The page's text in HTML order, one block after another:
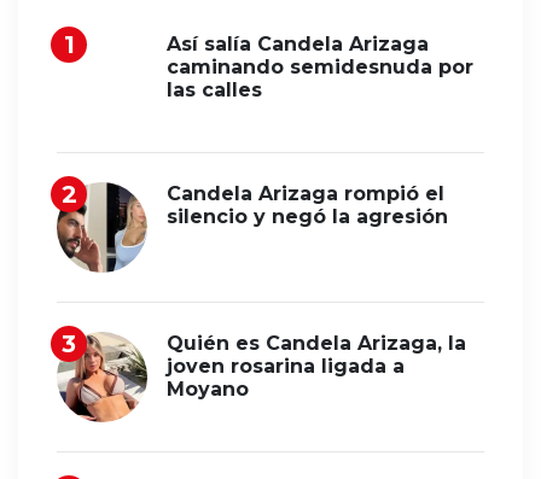
Así salía Candela Arizaga
caminando semidesnuda por
las calles
Candela Arizaga rompió el
silencio y negó la agresión
Quién es Candela Arizaga, la
joven rosarina ligada a
Moyano